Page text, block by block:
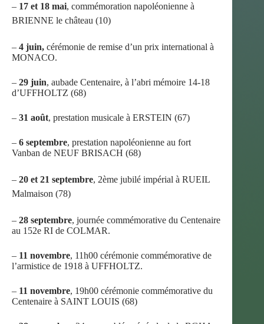
– 17 et 18 mai, commémoration napoléonienne à
BRIENNE le château (10)
– 4 juin, cérémonie de remise d’un prix international à
MONACO.
– 29 juin, aubade Centenaire, à l’abri mémoire 14-18
d’UFFHOLTZ (68)
– 31 août, prestation musicale à ERSTEIN (67)
– 6 septembre, prestation napoléonienne au fort
Vanban de NEUF BRISACH (68)
– 20 et 21 septembre, 2ème jubilé impérial à RUEIL
Malmaison (78)
– 28 septembre, journée commémorative du Centenaire
au 152e RI de COLMAR.
– 11 novembre, 11h00 cérémonie commémorative de
l’armistice de 1918 à UFFHOLTZ.
– 11 novembre, 19h00 cérémonie commémorative du
Centenaire à SAINT LOUIS (68)